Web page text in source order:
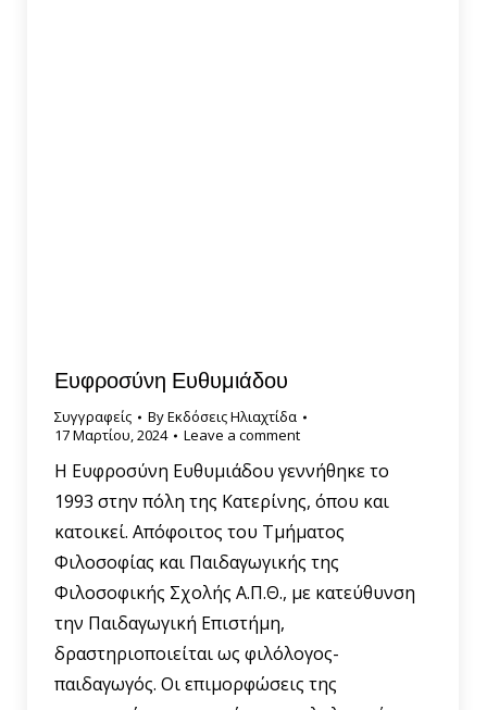
Ευφροσύνη Ευθυμιάδου
Συγγραφείς ByΕκδόσεις Ηλιαχτίδα
17 Μαρτίου, 2024
Leave a comment
Η Ευφροσύνη Ευθυμιάδου γεννήθηκε το
1993 στην πόλη της Κατερίνης, όπου και
κατοικεί. Απόφοιτος του Τμήματος
Φιλοσοφίας και Παιδαγωγικής της
Φιλοσοφικής Σχολής Α.Π.Θ., με κατεύθυνση
την Παιδαγωγική Επιστήμη,
δραστηριοποιείται ως φιλόλογος-
παιδαγωγός. Οι επιμορφώσεις της